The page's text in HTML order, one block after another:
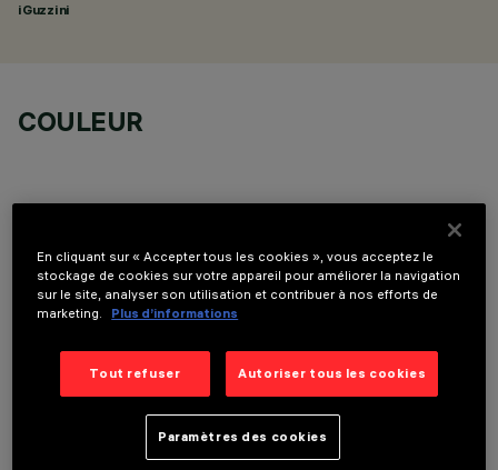
iGuzzini
COULEUR
COMPOSANTS OPTIONNELS
DONNÉES TECHNIQUES
En cliquant sur « Accepter tous les cookies », vous acceptez le
stockage de cookies sur votre appareil pour améliorer la navigation
sur le site, analyser son utilisation et contribuer à nos efforts de
marketing.
Plus d’informations
Tout refuser Autoriser tous les cookies
Paramètres des cookies